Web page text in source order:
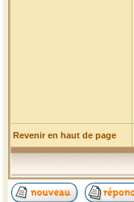
Revenir en haut de page